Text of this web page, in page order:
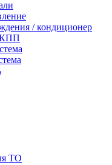
/ кондиционер
КПП
ТО